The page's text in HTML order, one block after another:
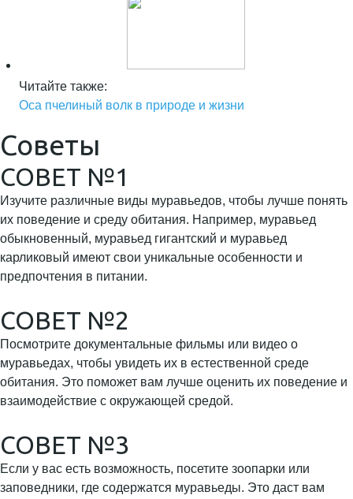
Читайте также:
Оса пчелиный волк в природе и жизни
Советы
СОВЕТ №1
Изучите различные виды муравьедов, чтобы лучше понять
их поведение и среду обитания. Например, муравьед
обыкновенный, муравьед гигантский и муравьед
карликовый имеют свои уникальные особенности и
предпочтения в питании.
СОВЕТ №2
Посмотрите документальные фильмы или видео о
муравьедах, чтобы увидеть их в естественной среде
обитания. Это поможет вам лучше оценить их поведение и
взаимодействие с окружающей средой.
СОВЕТ №3
Если у вас есть возможность, посетите зоопарки или
заповедники, где содержатся муравьеды. Это даст вам